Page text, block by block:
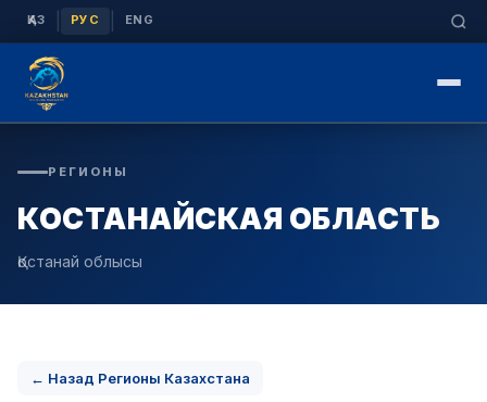
ҚАЗ РУС ENG
РЕГИОНЫ
КОСТАНАЙСКАЯ ОБЛАСТЬ
Қостанай облысы
← Назад Регионы Казахстана